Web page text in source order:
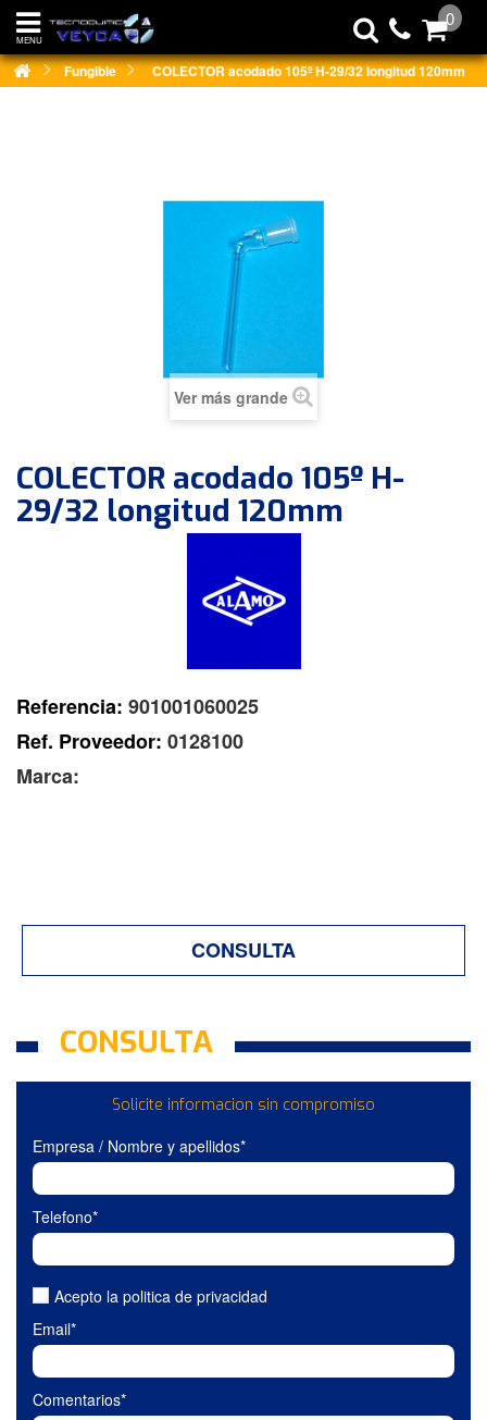
Fungible COLECTOR acodado 105º H-29/32 longitud 120mm
Ver más grande
COLECTOR acodado 105º H-
29/32 longitud 120mm
Referencia: 901001060025
Ref. Proveedor: 0128100
Marca:
CONSULTA
CONSULTA
Solicite informacion sin compromiso
Empresa / Nombre y apellidos*
Telefono*
Acepto la politica de privacidad
Email*
Comentarios*
MENU
0